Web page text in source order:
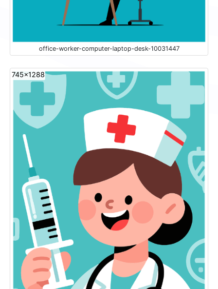
office-worker-computer-laptop-desk-10031447
745x1288